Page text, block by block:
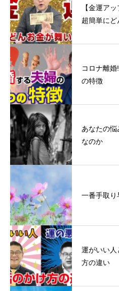
【金運ア
超簡単に
コロナ離
の特徴
あなたの
なのか
一番手取り
運がいい人
方の違い